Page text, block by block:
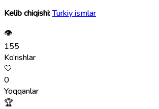
Kelib chiqishi:Turkiy ismlar
👁
155
Ko‘rishlar
🤍
0
Yoqqanlar
🏆